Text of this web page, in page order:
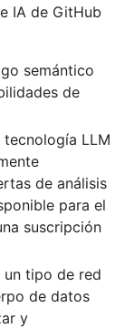
IA de GitHub
semántico
de
LLM
de análisis
para el
suscripción
un tipo de red
de datos
y